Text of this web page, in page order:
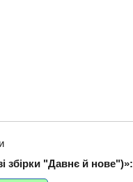
збірки "Давнє й нове")»: